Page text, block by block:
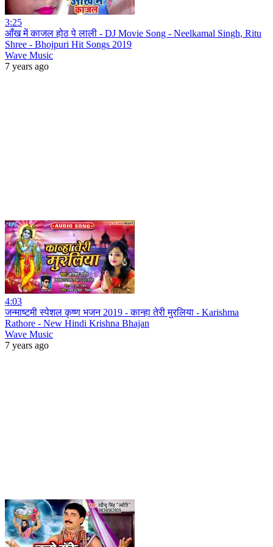
3:25
आँख में काजल होठ पे लाली - DJ Movie Song - Neelkamal Singh, Ritu
Shree - Bhojpuri Hit Songs 2019
Wave Music
7 years ago
4:03
जन्माष्टमी स्पेशल कृष्ण भजन 2019 - कान्हा तेरी मुरलिया - Karishma
Rathore - New Hindi Krishna Bhajan
Wave Music
7 years ago